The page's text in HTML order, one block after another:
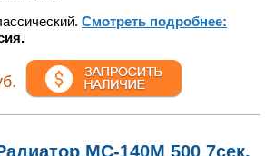
Смотреть подробнее:
МС-140М 500 7сек.